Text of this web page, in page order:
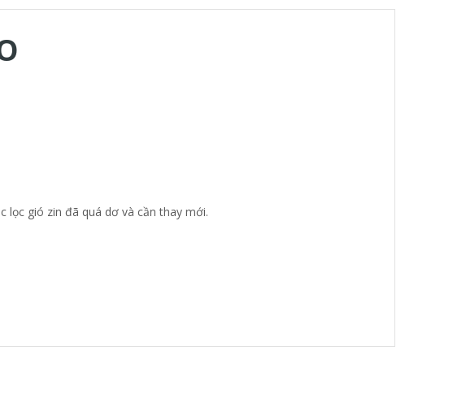
lọc gió zin đã quá dơ và cần thay mới.